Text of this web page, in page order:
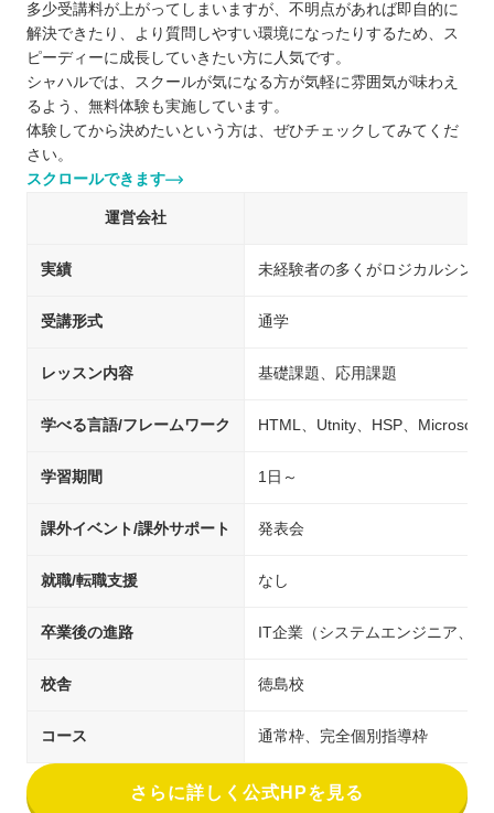
多少受講料が上がってしまいますが、不明点があれば即自的に
解決できたり、より質問しやすい環境になったりするため、ス
ピーディーに成長していきたい方に人気です。
シャハルでは、スクールが気になる方が気軽に雰囲気が味わえ
るよう、無料体験も実施しています。
体験してから決めたいという方は、ぜひチェックしてみてくだ
さい。
スクロールできます
運営会社
実績 未経験者の多くがロジカルシンキ
受講形式 通学
レッスン内容 基礎課題、応用課題
学べる言語/フレームワーク HTML、Utnity、HSP、Microsoft
学習期間 1日～
課外イベント/課外サポート 発表会
就職/転職支援 なし
卒業後の進路 IT企業（システムエンジニア、
校舎 徳島校
コース 通常枠、完全個別指導枠
さらに詳しく公式HPを見る